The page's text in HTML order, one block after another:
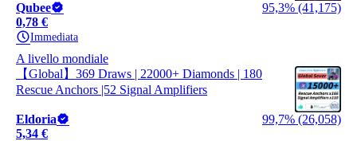
Qubee
95,3% (41,175)
0,78 €
Immediata
A livello mondiale
【Global】369 Draws | 22000+ Diamonds | 180
Rescue Anchors |52 Signal Amplifiers
Eldoria
99,7% (26,058)
5,34 €